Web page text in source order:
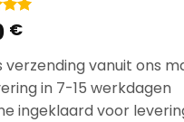
op
€
verzending vanuit ons
in 7-15 werkdagen
ingeklaard voor